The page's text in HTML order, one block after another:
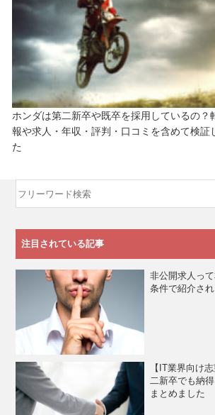
ホンダは第二新卒や既卒を採用しているの？
報や求人・年収・評判・口コミを含めて検証
た
注目されている記事
非公開求人っ
条件で紹介さ
【IT業界向け
二新卒でも納得
まとめました